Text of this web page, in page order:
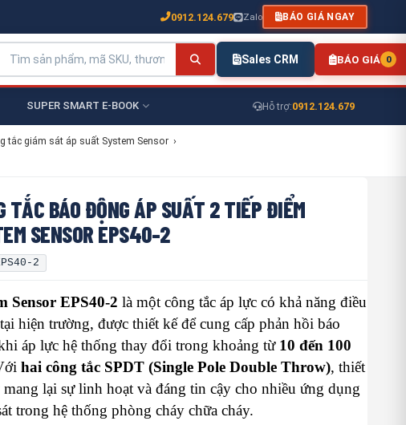
0912.124.679 Zalo BÁO GIÁ NGAY
Sales CRM BÁO GIÁ 0
SUPER SMART E-BOOK Hỗ trợ:0912.124.679
tắc giám sát áp suất System Sensor ›
TẮC BÁO ĐỘNG ÁP SUẤT 2 TIẾP ĐIỂM
SENSOR EPS40-2
2
Sensor EPS40-2 là một công tắc áp lực có khả năng điều
hiện trường, được thiết kế để cung cấp phản hồi báo
áp lực hệ thống thay đổi trong khoảng từ 10 đến 100
hai công tắc SPDT (Single Pole Double Throw), thiết
lại sự linh hoạt và đáng tin cậy cho nhiều ứng dụng
trong hệ thống phòng cháy chữa cháy.